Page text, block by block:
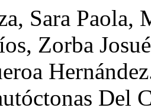
Sara
Zorba
Del